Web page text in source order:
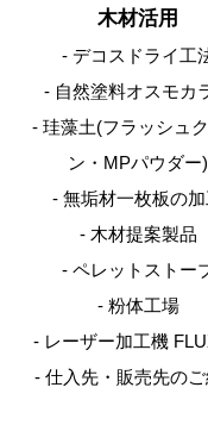
木材活用
デコスドライ工
自然塗料オスモカ
珪藻土(フラッシュ
ン・MPパウダー)
無垢材一枚板の加
木材提案製品
ペレットストー
粉体工場
レーザー加工機
仕入先・販売先の